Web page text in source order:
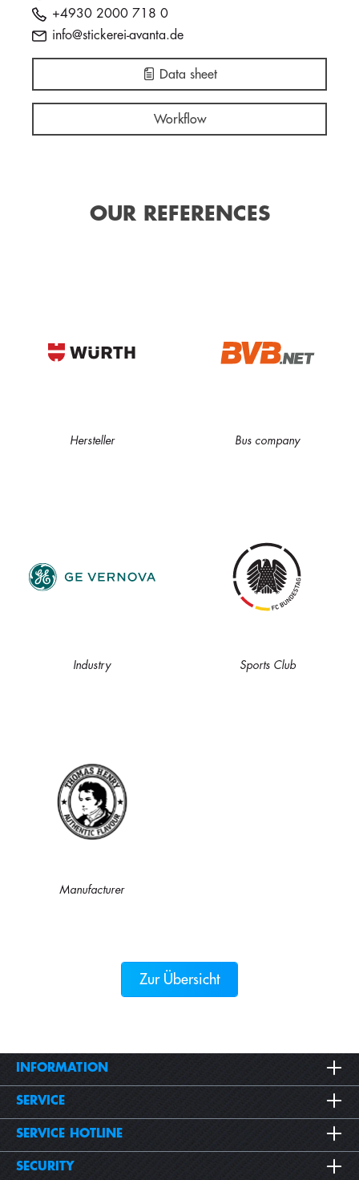
+4930 2000 718 0
info@stickerei-avanta.de
Data sheet
Workflow
OUR REFERENCES
Hersteller Bus company
Industry Sports Club
Manufacturer
Zur Übersicht
INFORMATION
SERVICE
SERVICE HOTLINE
SECURITY